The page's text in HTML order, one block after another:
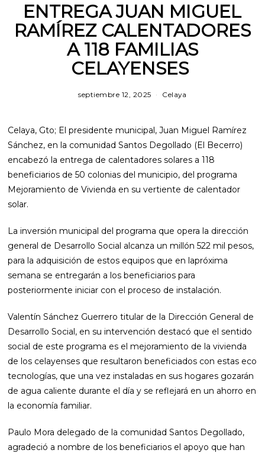
ENTREGA JUAN MIGUEL
RAMÍREZ CALENTADORES
A 118 FAMILIAS
CELAYENSES
septiembre 12, 2025 Celaya
Celaya, Gto; El presidente municipal, Juan Miguel Ramírez
Sánchez, en la comunidad Santos Degollado (El Becerro)
encabezó la entrega de calentadores solares a 118
beneficiarios de 50 colonias del municipio, del programa
Mejoramiento de Vivienda en su vertiente de calentador
solar.
La inversión municipal del programa que opera la dirección
general de Desarrollo Social alcanza un millón 522 mil pesos,
para la adquisición de estos equipos que en lapróxima
semana se entregarán a los beneficiarios para
posteriormente iniciar con el proceso de instalación.
Valentín Sánchez Guerrero titular de la Dirección General de
Desarrollo Social, en su intervención destacó que el sentido
social de este programa es el mejoramiento de la vivienda
de los celayenses que resultaron beneficiados con estas eco
tecnologías, que una vez instaladas en sus hogares gozarán
de agua caliente durante el día y se reflejará en un ahorro en
la economía familiar.
Paulo Mora delegado de la comunidad Santos Degollado,
agradeció a nombre de los beneficiarios el apoyo que han